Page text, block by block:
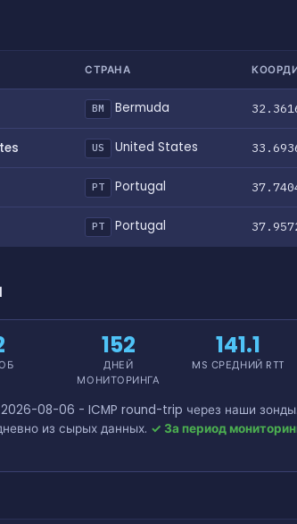
СТРАНА
BM Bermuda
US United States
PT Portugal
PT Portugal
152
ДНЕЙ
МОНИТОРИНГА
141.1
MS СРЕДНИЙ RTT
08-06 - ICMP round-trip через наши
из сырых данных. ✓ За период